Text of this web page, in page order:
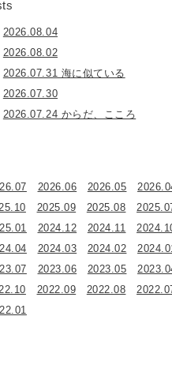
2026.08.04
2026.08.02
2026.07.31 海に似ている
2026.07.30
2026.07.24 からだ、こころ
2026.06 2026.05
2025.09 2025.08
2024.12 2024.11
2024.03 2024.02
2023.06 2023.05
2022.09 2022.08